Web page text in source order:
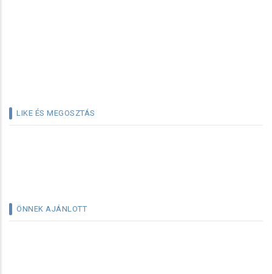
LIKE ÉS MEGOSZTÁS
ÖNNEK AJÁNLOTT